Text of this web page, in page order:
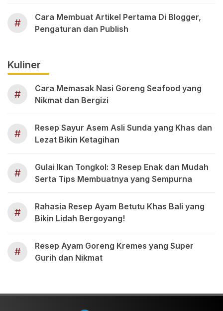
#
Cara Membuat Artikel Pertama Di Blogger,
Pengaturan dan Publish
Kuliner
#
Cara Memasak Nasi Goreng Seafood yang
Nikmat dan Bergizi
#
Resep Sayur Asem Asli Sunda yang Khas dan
Lezat Bikin Ketagihan
#
Gulai Ikan Tongkol: 3 Resep Enak dan Mudah
Serta Tips Membuatnya yang Sempurna
#
Rahasia Resep Ayam Betutu Khas Bali yang
Bikin Lidah Bergoyang!
#
Resep Ayam Goreng Kremes yang Super
Gurih dan Nikmat